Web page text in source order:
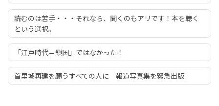
読むのは苦手・・・それなら、聞くのもアリです！本を聴く
という選択。
「江戸時代＝鎖国」ではなかった！
首里城再建を願うすべての人に 報道写真集を緊急出版